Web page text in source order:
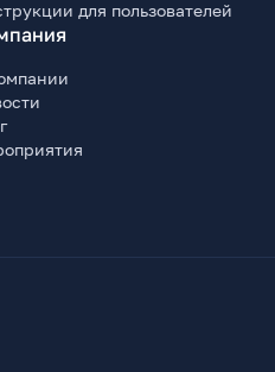
для пользователей